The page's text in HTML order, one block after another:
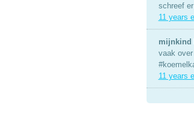
schreef
11 years
mijnkind
vaak
11 years